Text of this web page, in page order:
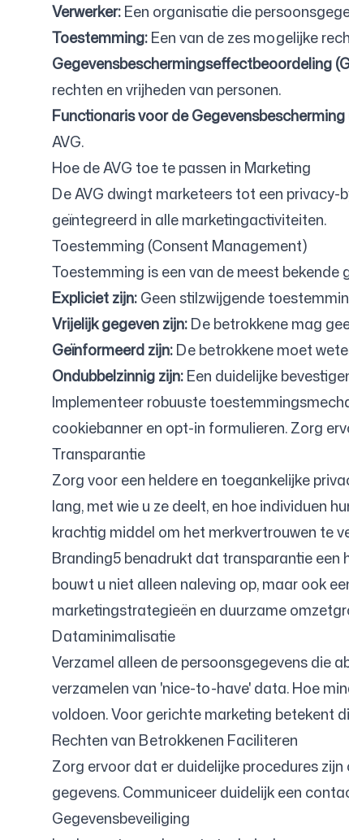
Verwerker:Een organisatie die
Toestemming:Een van de zes mogelijke
Gegevensbeschermingseffectbeoordeling
rechten en vrijheden van personen.
Functionaris voor de
AVG.
Hoe de AVG toe te passen in Marketing
De AVG dwingt marketeers tot een
geïntegreerd in alle marketingactiviteiten.
Toestemming (Consent Management)
Toestemming is een van de meest
Expliciet zijn:Geen stilzwijgende
Vrijelijk gegeven zijn:De betrokkene mag
Geïnformeerd zijn:De betrokkene moet
Ondubbelzinnig zijn:Een duidelijke
Implementeer robuuste
cookiebanner en opt-in formulieren. Zorg
Transparantie
Zorg voor een heldere en toegankelijke
lang, met wie u ze deelt, en hoe individuen
krachtig middel om het merkvertrouwen te
Branding5 benadrukt dat transparantie een
bouwt u niet alleen naleving op, maar ook
marketingstrategieën en duurzame
Dataminimalisatie
Verzamel alleen de persoonsgegevens die
verzamelen van 'nice-to-have' data. Hoe
voldoen. Voor gerichte marketing betekent
Rechten van Betrokkenen Faciliteren
Zorg ervoor dat er duidelijke procedures
gegevens. Communiceer duidelijk een
Gegevensbeveiliging